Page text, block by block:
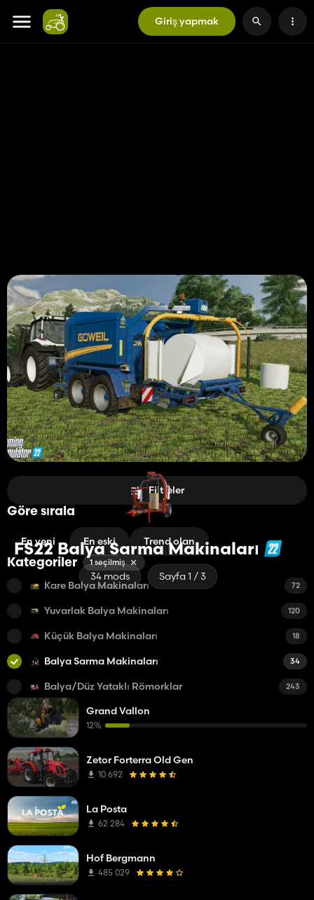
Giriş yapmak
FS22 Balya Sarma Makinaları
34 mods Sayfa 1 / 3
Filtreler
Göre sırala
En yeni En eski Trend olan
Kategoriler 1 seçilmiş
Kare Balya Makinaları 72
Yuvarlak Balya Makinaları 120
Küçük Balya Makinaları 18
Balya Sarma Makinaları 34
Balya/Düz Yataklı Römorklar 243
Grand Vallon
12%
Zetor Forterra Old Gen
10 692
La Posta
62 284
Hof Bergmann
485 029